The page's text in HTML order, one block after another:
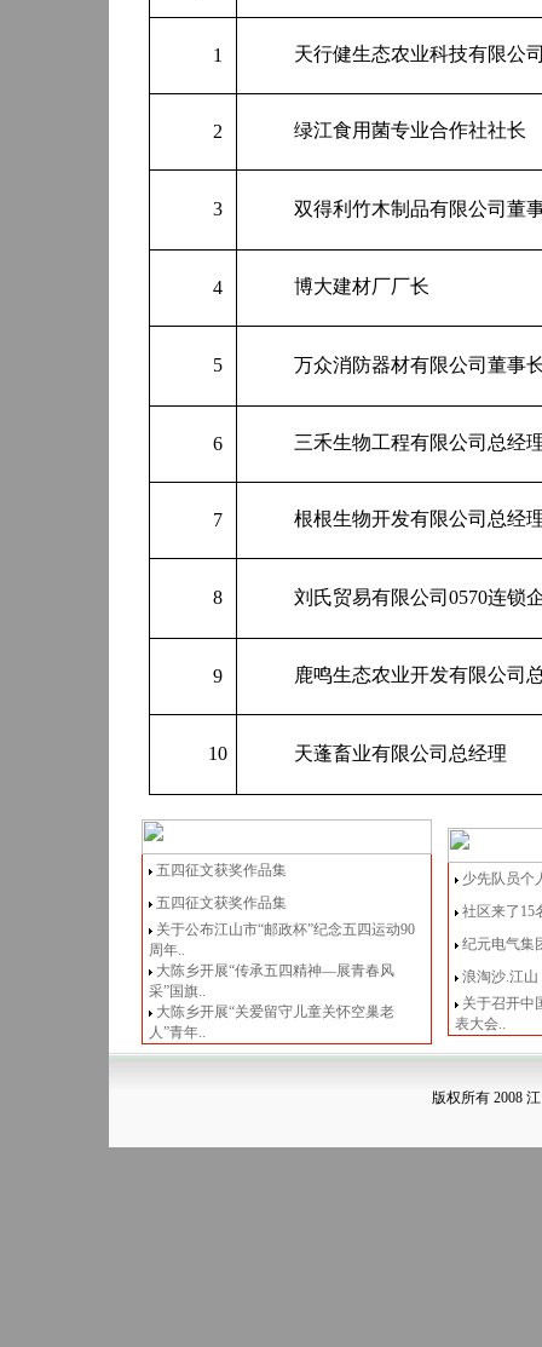
1 天行健生态农业科技有限公
2 绿江食用菌专业合作社社长
3 双得利竹木制品有限公司董
4 博大建材厂厂长
5 万众消防器材有限公司董事
6 三禾生物工程有限公司总经
7 根根生物开发有限公司总经
8 刘氏贸易有限公司0570连锁
9 鹿鸣生态农业开发有限公司
10 天蓬畜业有限公司总经理
五四征文获奖作品集
五四征文获奖作品集
关于公布江山市“邮政杯”纪念五四运动90
周年..
大陈乡开展“传承五四精神—展青春风
采”国旗..
大陈乡开展“关爱留守儿童关怀空巢老
人”青年..
少先队员个
社区来了15
纪元电气集
浪淘沙.江山
关于召开中
表大会..
版权所有 2008